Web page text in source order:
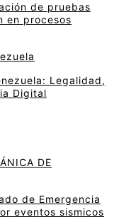
de pruebas
en procesos
Legalidad,
Digital
DE
de Emergencia
eventos sismicos